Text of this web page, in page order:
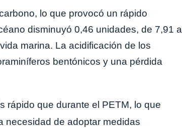
lo que provocó un rápido
disminuyó 0,46 unidades, de 7,91 a
marina. La acidificación de los
bentónicos y una pérdida
rápido que durante el PETM, lo que
necesidad de adoptar medidas